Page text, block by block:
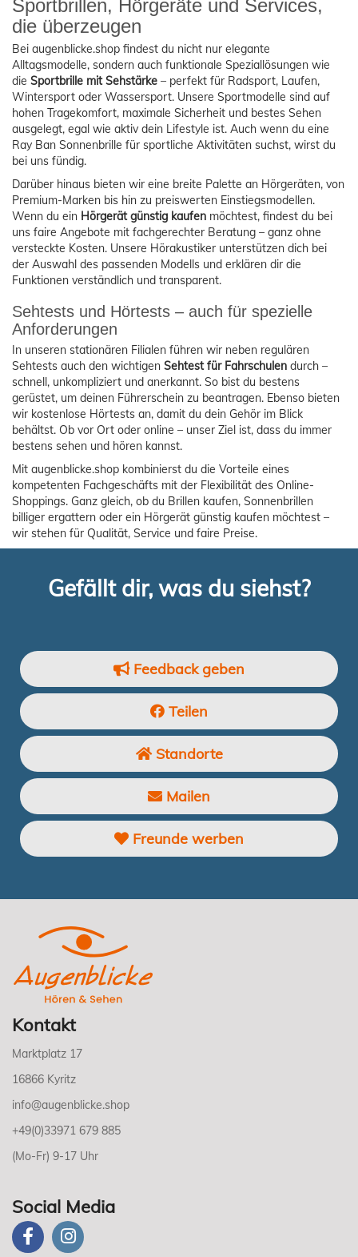
Sportbrillen, Hörgeräte und Services,
die überzeugen
Bei augenblicke.shop findest du nicht nur elegante
Alltagsmodelle, sondern auch funktionale Speziallösungen wie
die Sportbrille mit Sehstärke – perfekt für Radsport, Laufen,
Wintersport oder Wassersport. Unsere Sportmodelle sind auf
hohen Tragekomfort, maximale Sicherheit und bestes Sehen
ausgelegt, egal wie aktiv dein Lifestyle ist. Auch wenn du eine
Ray Ban Sonnenbrille für sportliche Aktivitäten suchst, wirst du
bei uns fündig.
Darüber hinaus bieten wir eine breite Palette an Hörgeräten, von
Premium-Marken bis hin zu preiswerten Einstiegsmodellen.
Wenn du ein Hörgerät günstig kaufen möchtest, findest du bei
uns faire Angebote mit fachgerechter Beratung – ganz ohne
versteckte Kosten. Unsere Hörakustiker unterstützen dich bei
der Auswahl des passenden Modells und erklären dir die
Funktionen verständlich und transparent.
Sehtests und Hörtests – auch für spezielle
Anforderungen
In unseren stationären Filialen führen wir neben regulären
Sehtests auch den wichtigen Sehtest für Fahrschulen durch –
schnell, unkompliziert und anerkannt. So bist du bestens
gerüstet, um deinen Führerschein zu beantragen. Ebenso bieten
wir kostenlose Hörtests an, damit du dein Gehör im Blick
behältst. Ob vor Ort oder online – unser Ziel ist, dass du immer
bestens sehen und hören kannst.
Mit augenblicke.shop kombinierst du die Vorteile eines
kompetenten Fachgeschäfts mit der Flexibilität des Online-
Shoppings. Ganz gleich, ob du Brillen kaufen, Sonnenbrillen
billiger ergattern oder ein Hörgerät günstig kaufen möchtest –
wir stehen für Qualität, Service und faire Preise.
Gefällt dir, was du siehst?
Feedback geben
Teilen
Standorte
Mailen
Freunde werben
Kontakt
Marktplatz 17
16866 Kyritz
info@augenblicke.shop
+49(0)33971 679 885
(Mo-Fr) 9-17 Uhr
Social Media